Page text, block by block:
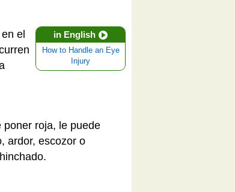
in English
How to Handle an Eye
Injury
el
poner roja, le puede
ardor, escozor o